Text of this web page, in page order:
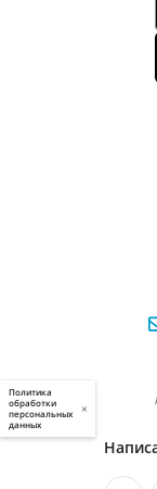
Политика
обработки
персональных
данных
×